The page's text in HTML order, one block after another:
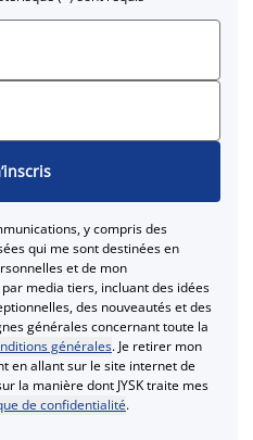
y compris des
qui me sont destinées en
et de mon
media tiers, incluant des idées
des nouveautés et des
générales concernant toute la
générales. Je retirer mon
en allant sur le site internet de
la manière dont JYSK traite mes
de confidentialité.